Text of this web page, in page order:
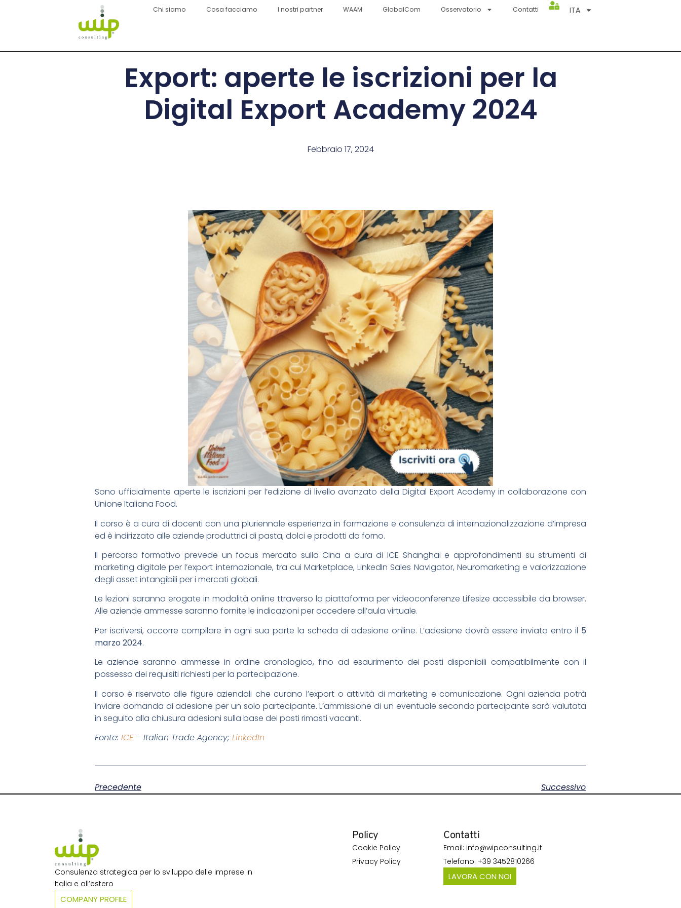
Chi siamo Cosa facciamo I nostri partner WAAM GlobalCom Osservatorio Contatti ITA
Export: aperte le iscrizioni per la
Digital Export Academy 2024
Febbraio 17, 2024
Sono ufficialmente aperte le iscrizioni per l’edizione di livello avanzato della Digital Export Academy in collaborazione con
Unione Italiana Food.
Il corso è a cura di docenti con una pluriennale esperienza in formazione e consulenza di internazionalizzazione d’impresa
ed è indirizzato alle aziende produttrici di pasta, dolci e prodotti da forno.
Il percorso formativo prevede un focus mercato sulla Cina a cura di ICE Shanghai e approfondimenti su strumenti di
marketing digitale per l’export internazionale, tra cui Marketplace, LinkedIn Sales Navigator, Neuromarketing e valorizzazione
degli asset intangibili per i mercati globali.
Le lezioni saranno erogate in modalità online ttraverso la piattaforma per videoconferenze Lifesize accessibile da browser.
Alle aziende ammesse saranno fornite le indicazioni per accedere all’aula virtuale.
Per iscriversi, occorre compilare in ogni sua parte la scheda di adesione online. L’adesione dovrà essere inviata entro il 5
marzo 2024.
Le aziende saranno ammesse in ordine cronologico, fino ad esaurimento dei posti disponibili compatibilmente con il
possesso dei requisiti richiesti per la partecipazione.
Il corso è riservato alle figure aziendali che curano l’export o attività di marketing e comunicazione. Ogni azienda potrà
inviare domanda di adesione per un solo partecipante. L’ammissione di un eventuale secondo partecipante sarà valutata
in seguito alla chiusura adesioni sulla base dei posti rimasti vacanti.
Fonte: ICE– Italian Trade Agency; LinkedIn
Precedente Successivo
Consulenza strategica per lo sviluppo delle imprese in
Italia e all’estero​
COMPANY PROFILE
Policy
Cookie Policy
Privacy Policy
Contatti
Email: info@wipconsulting.it
Telefono: +39 3452810266
LAVORA CON NOI